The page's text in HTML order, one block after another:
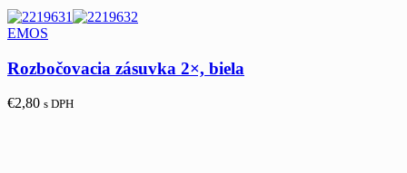
EMOS
Rozbočovacia zásuvka 2×, biela
€2,80 s DPH